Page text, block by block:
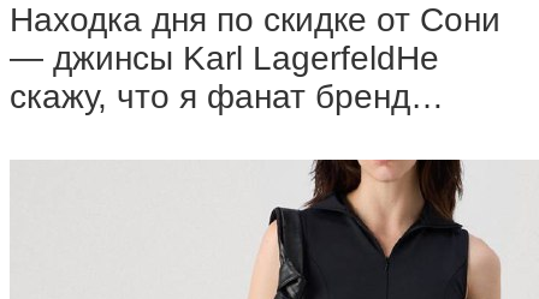
Находка дня по скидке от Сони
— джинсы Karl LagerfeldНе
скажу, что я фанат бренд…